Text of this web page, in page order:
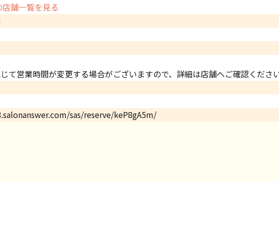
舗一覧を見る
て営業時間が変更する場合がございますので、詳細は店舗へご確認くださ
sas/reserve/keP8gA5m/